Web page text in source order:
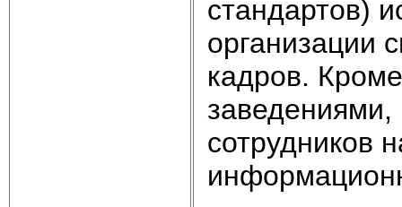
стандартов)
организации
кадров.
заведениями,
сотрудников